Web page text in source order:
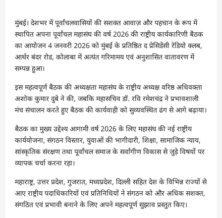
मुंबई। देशभर में पूर्वांचलवासियों की सशक्त आवाज़ और पहचान के रूप में
स्थापित अपना पूर्वांचल महासंघ की वर्ष 2026 की राष्ट्रीय कार्यकारिणी बैठक
का आयोजन 4 जनवरी 2026 को मुंबई के प्रतिष्ठित द प्रेसिडेंसी रेडियो क्लब,
आर्थर बंदर रोड, कोलाबा में अत्यंत गरिमामय एवं अनुशासित वातावरण में
सम्पन्न हुआ।
इस महत्वपूर्ण बैठक की अध्यक्षता महासंघ के राष्ट्रीय अध्यक्ष वरिष्ठ अधिवक्ता
अशोक कुमार दुबे ने की, जबकि महासचिव डॉ. रवि रमेशचंद्र ने प्रभावशाली
मंच संचालन करते हुए बैठक की कार्यवाही को सुव्यवस्थित ढंग से आगे बढ़ाया।
बैठक का मुख्य उद्देश्य आगामी वर्ष 2026 के लिए महासंघ की नई राष्ट्रीय
कार्ययोजना, संगठन विस्तार, युवाओं की भागीदारी, शिक्षा, सामाजिक न्याय,
सांस्कृतिक संरक्षण तथा पूर्वांचल समाज के सर्वांगीण विकास से जुड़े विषयों पर
व्यापक चर्चा करना रहा।
महाराष्ट्र, उत्तर प्रदेश, गुजरात, मध्यप्रदेश, दिल्ली सहित देश के विभिन्न राज्यों से
आए राष्ट्रीय पदाधिकारियों एवं प्रतिनिधियों ने संगठन को और अधिक सशक्त,
संगठित एवं प्रभावी बनाने के लिए अपने महत्वपूर्ण सुझाव प्रस्तुत किए।